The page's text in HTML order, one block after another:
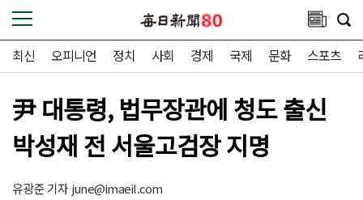
최신 오피니언 정치 사회 경제 국제 문화 스포츠
尹 대통령, 법무장관에 청도 출신
박성재 전 서울고검장 지명
유광준 기자june@imaeil.com